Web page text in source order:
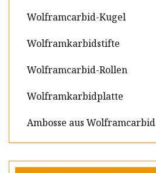
Wolframcarbid-Kugel
Wolframkarbidstifte
Wolframcarbid-Rollen
Wolframkarbidplatte
Ambosse aus Wolframcarbid